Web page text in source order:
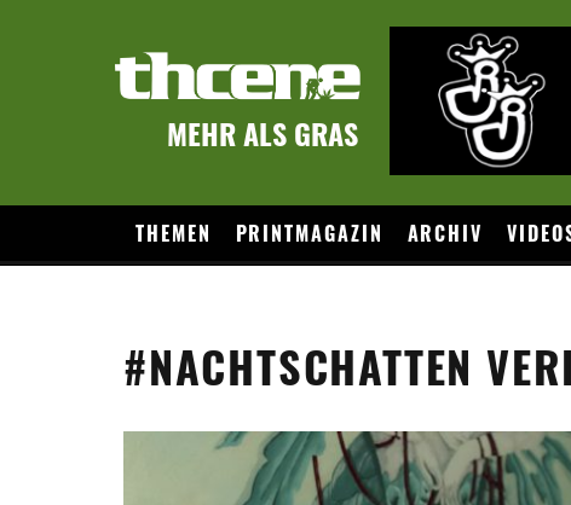
MEHR ALS GRAS
THEMEN PRINTMAGAZIN ARCHIV
#NACHTSCHATTEN